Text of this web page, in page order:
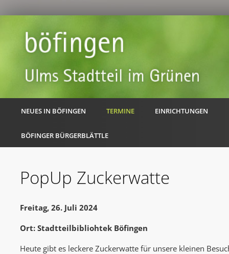
NEUES IN BÖFINGEN TERMINE EINRICHTUNGEN
BÖFINGER BÜRGERBLÄTTLE
PopUp Zuckerwatte
Freitag, 26. Juli 2024
Ort: Stadtteilbibliohtek Böfingen
Heute gibt es leckere Zuckerwatte für unsere kleinen